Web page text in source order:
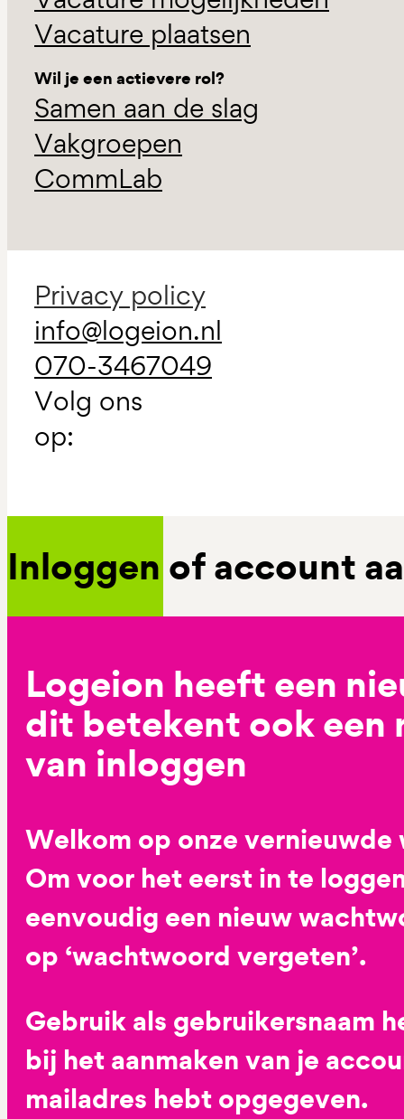
Vacature plaatsen
Wil je een actievere rol?
Samen aan de slag
Vakgroepen
CommLab
Privacy policy
info@logeion.nl
070-3467049
Volg ons
op:
Inloggen of account
Logeion heeft een
dit betekent ook een
van inloggen
Welkom op onze vernieuwde
Om voor het eerst in te
eenvoudig een nieuw
op ‘wachtwoord vergeten’.
Gebruik als gebruikersnaam
bij het aanmaken van je
mailadres hebt opgegeven.